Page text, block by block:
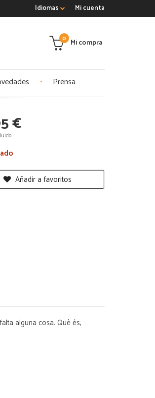
Mi cuenta
Idiomas
Mi compra
0
Prensa
€
Añadir a favoritos
alguna cosa. Què és,